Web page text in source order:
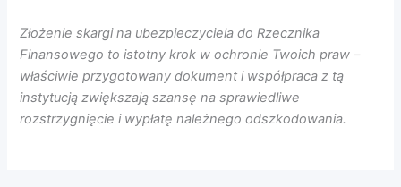
Złożenie skargi na ubezpieczyciela do Rzecznika
Finansowego to istotny krok w ochronie Twoich praw –
właściwie przygotowany dokument i współpraca z tą
instytucją zwiększają szansę na sprawiedliwe
rozstrzygnięcie i wypłatę należnego odszkodowania.